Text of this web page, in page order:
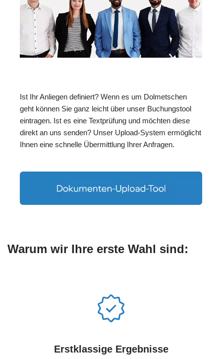
Ist Ihr Anliegen definiert? Wenn es um Dolmetschen
geht können Sie ganz leicht über unser Buchungstool
eintragen. Ist es eine Textprüfung und möchten diese
direkt an uns senden? Unser Upload-System ermöglicht
Ihnen eine schnelle Übermittlung Ihrer Anfragen.
Warum wir Ihre erste Wahl sind:
Erstklassige Ergebnisse